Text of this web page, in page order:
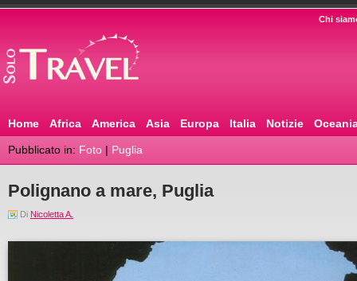
Chi
Home Africa America Asia Europa Italia Notizie
Pubblicato in: Foto | Puglia
Polignano a mare, Puglia
Di Nicoletta A.